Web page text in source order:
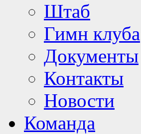
Штаб
Гимн клуба
Документы
Контакты
Новости
Команда